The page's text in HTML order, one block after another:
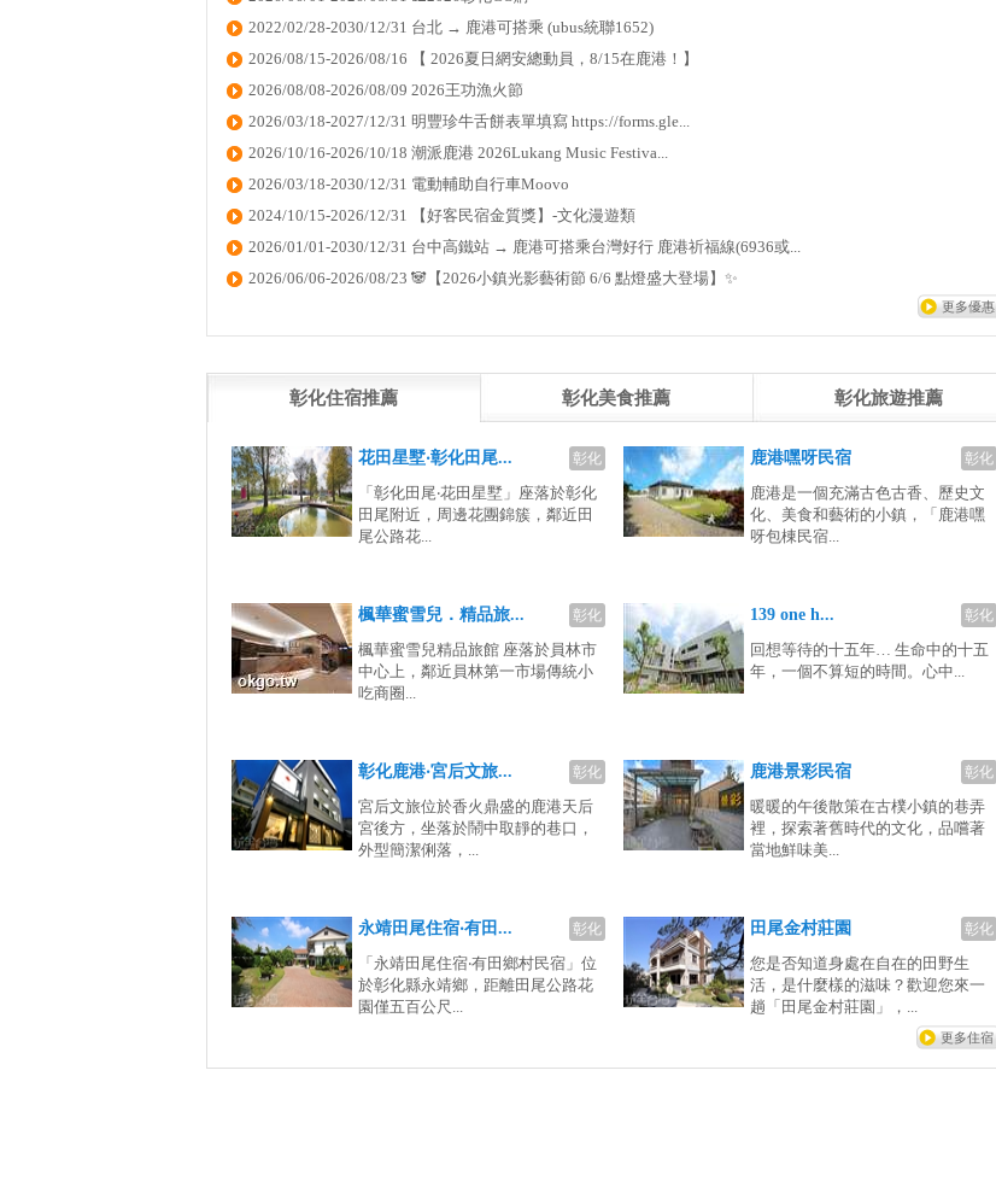
2022/02/28-2030/12/31 台北 → 鹿港可搭乘 (ubus統聯1652)
2026/08/15-2026/08/16 【 2026夏日網安總動員，8/15在鹿港！】
2026/08/08-2026/08/09 2026王功漁火節
2026/03/18-2027/12/31 明豐珍牛舌餅表單填寫 https://forms.gle...
2026/10/16-2026/10/18 潮派鹿港 2026Lukang Music Festiva...
2026/03/18-2030/12/31 電動輔助自行車Moovo
2024/10/15-2026/12/31 【好客民宿金質獎】-文化漫遊類
2026/01/01-2030/12/31 台中高鐵站 → 鹿港可搭乘台灣好行 鹿港祈福線(6936或...
2026/06/06-2026/08/23 🐼【2026小鎮光影藝術節 6/6 點燈盛大登場】✨
更多優惠
彰化住宿推薦 彰化美食推薦 彰化旅遊推薦
彰化
花田星墅‧彰化田尾...
「彰化田尾‧花田星墅」座落於彰化
田尾附近，周邊花團錦簇，鄰近田
尾公路花...
彰化
鹿港嘿呀民宿
鹿港是一個充滿古色古香、歷史文
化、美食和藝術的小鎮，「鹿港嘿
呀包棟民宿...
彰化
楓華蜜雪兒．精品旅...
楓華蜜雪兒精品旅館 座落於員林市
中心上，鄰近員林第一市場傳統小
吃商圈...
彰化
139 one h...
回想等待的十五年… 生命中的十五
年，一個不算短的時間。心中...
彰化
彰化鹿港‧宮后文旅...
宮后文旅位於香火鼎盛的鹿港天后
宮後方，坐落於鬧中取靜的巷口，
外型簡潔俐落，...
彰化
鹿港景彩民宿
暖暖的午後散策在古樸小鎮的巷弄
裡，探索著舊時代的文化，品嚐著
當地鮮味美...
彰化
永靖田尾住宿‧有田...
「永靖田尾住宿‧有田鄉村民宿」位
於彰化縣永靖鄉，距離田尾公路花
園僅五百公尺...
彰化
田尾金村莊園
您是否知道身處在自在的田野生
活，是什麼樣的滋味？歡迎您來一
趟「田尾金村莊園」，...
更多住宿